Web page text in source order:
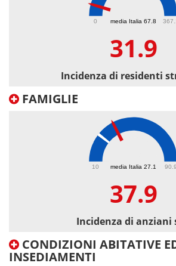
media Italia 67.8
0
31.9
Incidenza di residenti
FAMIGLIE
media Italia 27.1
10 90.9
37.9
Incidenza di anziani
CONDIZIONI ABITATIVE
INSEDIAMENTI